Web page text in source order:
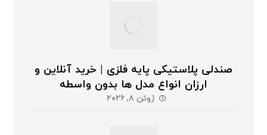
صندلی پلاستیکی پایه فلزی | خرید آنلاین و
ارزان انواع مدل ها بدون واسطه
ژوئن ۸, ۲۰۲۶